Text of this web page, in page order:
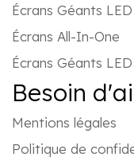
Écrans Géants
Écrans All-In-One
Écrans Géants
Besoin
Mentions légales
Politique de